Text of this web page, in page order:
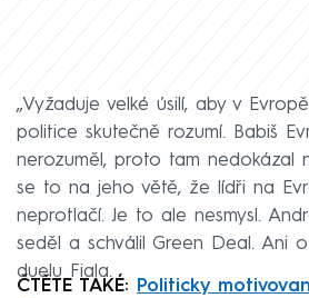
„Vyžaduje velké úsilí, aby v
politice skutečně rozumí. Babiš
nerozuměl, proto tam nedokázal
se to na jeho větě, že lídři na
neprotlačí. Je to ale nesmysl.
seděl a schválil Green Deal. Ani
duelu Fiala.
ČTĚTE TAKÉ:
Politicky